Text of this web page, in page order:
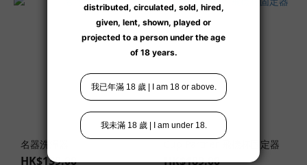
名器洗淨器
HK$139.00
Cup Partner 飛機杯固定器
HK$189.00